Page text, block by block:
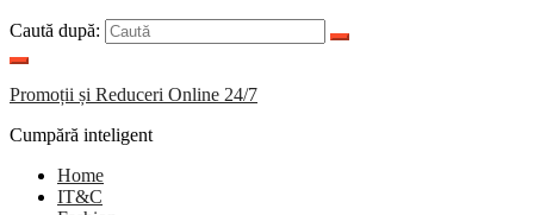
Caută după:
Promoții și Reduceri Online 24/7
Cumpără inteligent
Home
IT&C